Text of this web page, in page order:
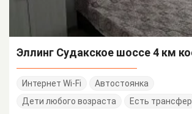
Интернет Wi-Fi
Автостоянка
Дети любого возраста
Есть трансфер